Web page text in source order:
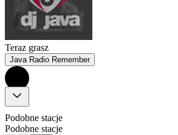
Teraz grasz
Java Radio Remember
Podobne stacje
Podobne stacje